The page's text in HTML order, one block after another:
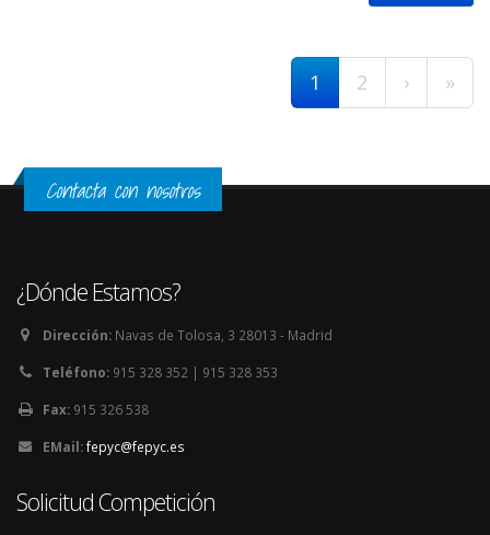
1 2 › »
Contacta con nosotros
¿Dónde Estamos?
Dirección: Navas de Tolosa, 3 28013 - Madrid
Teléfono: 915 328 352 | 915 328 353
Fax: 915 326 538
EMail:fepyc@fepyc.es
Solicitud Competición